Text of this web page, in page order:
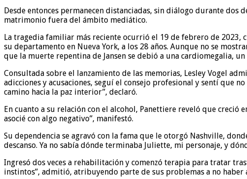
Desde entonces permanecen distanciadas, sin diálogo durante dos
matrimonio fuera del ámbito mediático.
La tragedia familiar más reciente ocurrió el 19 de febrero de
su departamento en Nueva York, a los 28 años. Aunque no se
que la muerte repentina de Jansen se debió a una cardiomegalia,
Consultada sobre el lanzamiento de las memorias, Lesley Vogel
adicciones y acusaciones, seguí el consejo profesional y sentí que
camino hacia la paz interior”, declaró.
En cuanto a su relación con el alcohol, Panettiere reveló que
asocié con algo negativo”, manifestó.
Su dependencia se agravó con la fama que le otorgó Nashville,
descanso. Ya no sabía dónde terminaba Juliette, mi personaje, y
Ingresó dos veces a rehabilitación y comenzó terapia para tratar
instintos”, admitió, atribuyendo parte de sus problemas a no